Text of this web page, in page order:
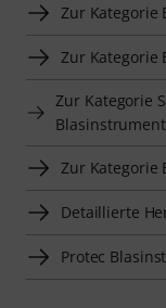
Zur Kategorie
Zur Kategorie
Zur Kategorie
Zur Kategorie
Detaillierte
Protec